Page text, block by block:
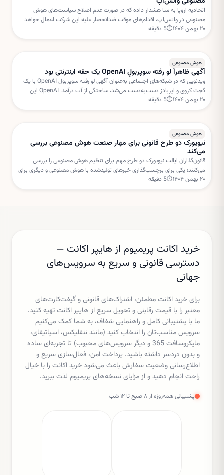
اتحادیه اروپا به متا هشدار داده که در صورت عدم اصلاح سیاست‌های هوش
مصنوعی در واتس‌اپ، اقدام‌های موقت ضدانحصار علیه این شرکت اعمال خواهد
شد. بروکسل نگران استفاده متا از داده‌های کاربران برای خدمات هوش مصنوعی
۲۰ بهمن ۱۴۰۴ ⏱
5 دقیقه
هوش مصنوعی
آگهی ظاهراً لو رفته سوپربولِ OpenAI یک حقه اینترنتی بود
ویدئویی که در شبکه‌های اجتماعی به‌عنوان آگهی لو رفته سوپربول OpenAI با یک
گجت کروی و ایربادز دست‌به‌دست می‌شد، ساختگی از آب درآمد. OpenAI این
داستان را «فیک نیوز» خوانده است.
۲۰ بهمن ۱۴۰۴ ⏱
5 دقیقه
هوش مصنوعی
نیویورک دو طرح قانونی برای مهار صنعت هوش مصنوعی بررسی
می‌کند
قانون‌گذاران ایالت نیویورک دو طرح مهم برای تنظیم هوش مصنوعی را بررسی
می‌کنند؛ یکی برای برچسب‌گذاری خبرهای تولیدشده با هوش مصنوعی و دیگری برای
تعلیق مجوز ساخت مراکز داده جدید.
۲۰ بهمن ۱۴۰۴ ⏱
5 دقیقه
خرید اکانت پریمیوم از هایپر اکانت —
دسترسی قانونی و سریع به سرویس‌های
جهانی
برای خرید اکانت مطمئن، اشتراک‌های قانونی و گیفت‌کارت‌های
معتبر را با قیمت رقابتی و تحویل سریع از هایپر اکانت تهیه کنید.
ما با پشتیبانی کامل و راهنمایی شفاف، به شما کمک می‌کنیم
سرویس مناسب‌تان را انتخاب کنید (مانند نتفلیکس، اسپاتیفای،
مایکروسافت 365 و دیگر سرویس‌های محبوب) تا تجربه‌ای ساده
و بدون دردسر داشته باشید. پرداخت امن، فعال‌سازی سریع و
اطلاع‌رسانی وضعیت سفارش باعث می‌شود خرید اکانت را با خیال
راحت انجام دهید و از مزایای نسخه‌های پریمیوم لذت ببرید.
پشتیبانی همه‌روزه از ۸ صبح تا ۱۲ شب